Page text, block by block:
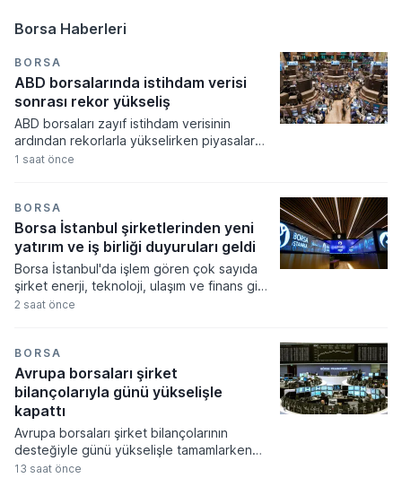
Borsa Haberleri
BORSA
ABD borsalarında istihdam verisi
sonrası rekor yükseliş
ABD borsaları zayıf istihdam verisinin
ardından rekorlarla yükselirken piyasalar
Fed'in faiz artırım olasılığının düşmesini
haftalık bazda son yılların en yüksek
getirileri elde edildi.
1 saat önce
BORSA
Borsa İstanbul şirketlerinden yeni
yatırım ve iş birliği duyuruları geldi
Borsa İstanbul'da işlem gören çok sayıda
şirket enerji, teknoloji, ulaşım ve finans gibi
farklı sektörlerde gerçekleştirdikleri yeni iş
Aydınlatma Platformu üzerinden duyurduğu
veriler arasında yüksek tutarlı ihale
kazanımları, stratejik distribütörlük
anlaşmaları ve üretim kapasitesini artıran
tesis yatırımları öne çıktı.
2 saat önce
BORSA
Avrupa borsaları şirket
bilançolarıyla günü yükselişle
kapattı
Avrupa borsaları şirket bilançolarının
desteğiyle günü yükselişle tamamlarken
yatırımcılar ekonomik verilere odaklandı.
13 saat önce